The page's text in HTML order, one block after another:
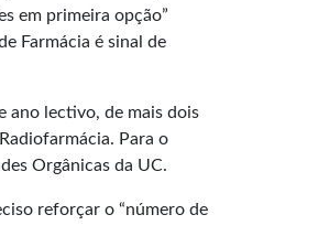
em primeira opção”
Farmácia é sinal de
ano lectivo, de mais dois
Para o
Orgânicas da UC.
reforçar o “número de